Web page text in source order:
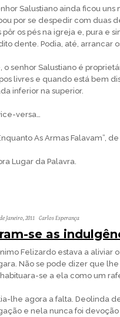
Salustiano ainda ficou
por se despedir com duas
pôr os pés na igreja e, pura e
dente. Podia, até, arrancar
o senhor Salustiano é
livres e quando está bem
in­ferior na superior.
versa…
As Armas Falavam”,
Lugar da Palavra.
Janeiro, 2011 Carlos Esperança
se as
Felizardo estava a aliviar
Não se pode dizer que
habituara-se a ela como um
lhe agora a falta. Deolinda
e nela nunca foi